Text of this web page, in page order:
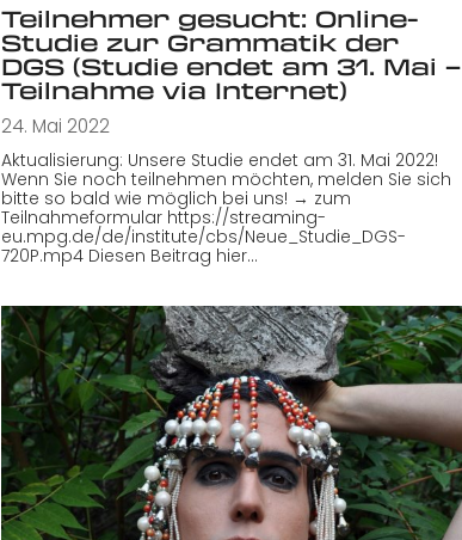
Teilnehmer gesucht: Online-
Studie zur Grammatik der
DGS (Studie endet am 31. Mai –
Teilnahme via Internet)
24. Mai 2022
Aktualisierung: Unsere Studie endet am 31. Mai 2022!
Wenn Sie noch teilnehmen möchten, melden Sie sich
bitte so bald wie möglich bei uns! → zum
Teilnahmeformular https://streaming-
eu.mpg.de/de/institute/cbs/Neue_Studie_DGS-
720P.mp4 Diesen Beitrag hier…